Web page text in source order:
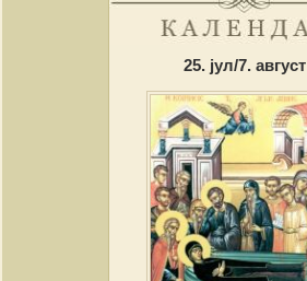
25. јул/7. август